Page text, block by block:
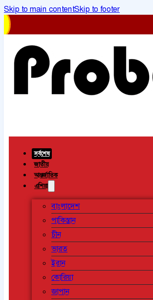
Skip to main contentSkip to footer
সর্বশেষ
জাতীয়
আন্তর্জাতিক
এশিয়া
বাংলাদেশ
পাকিস্তান
চীন
ভারত
ইরান
কোরিয়া
জাপান